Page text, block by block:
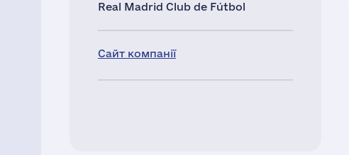
Real Madrid Club de Fútbol
Сайт компанії